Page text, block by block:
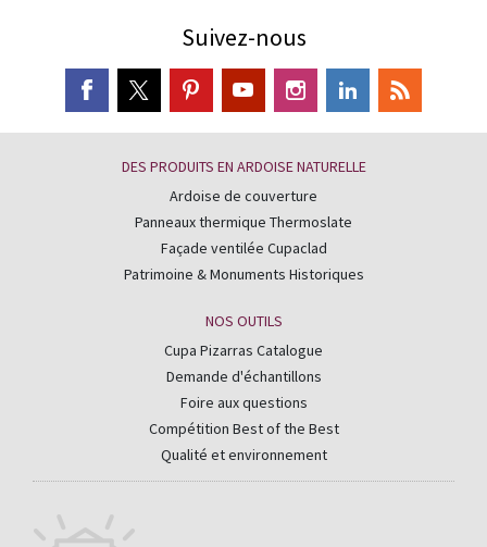
Suivez-nous
DES PRODUITS EN ARDOISE NATURELLE
Ardoise de couverture
Panneaux thermique Thermoslate
Façade ventilée Cupaclad
Patrimoine & Monuments Historiques
NOS OUTILS
Cupa Pizarras Catalogue
Demande d'échantillons
Foire aux questions
Compétition Best of the Best
Qualité et environnement